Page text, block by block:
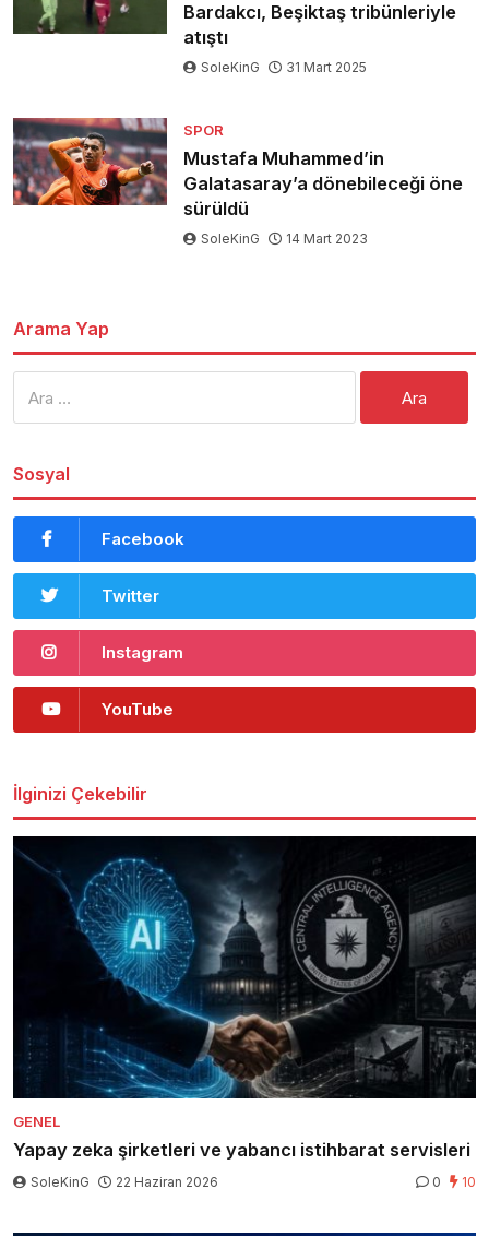
Bardakcı, Beşiktaş tribünleriyle
atıştı
SoleKinG 31 Mart 2025
SPOR
Mustafa Muhammed’in
Galatasaray’a dönebileceği öne
sürüldü
SoleKinG 14 Mart 2023
Arama Yap
Sosyal
Facebook
Twitter
Instagram
YouTube
İlginizi Çekebilir
GENEL
Yapay zeka şirketleri ve yabancı istihbarat servisleri
SoleKinG 22 Haziran 2026 0 10